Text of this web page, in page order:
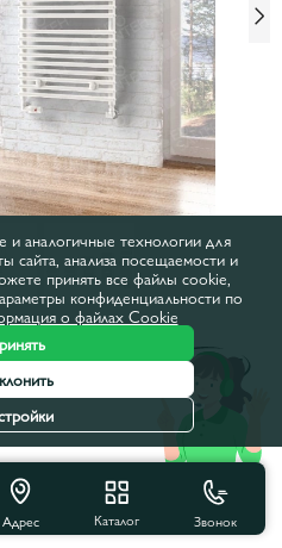
Адрес Каталог Звонок
аналогичные технологии для
сайта, анализа посещаемости и
принять все файлы cookie,
конфиденциальности по
о файлах Cookie